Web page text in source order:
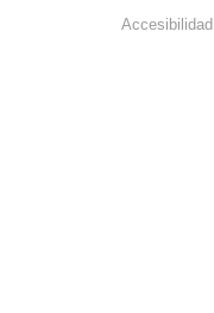
Accesibilidad